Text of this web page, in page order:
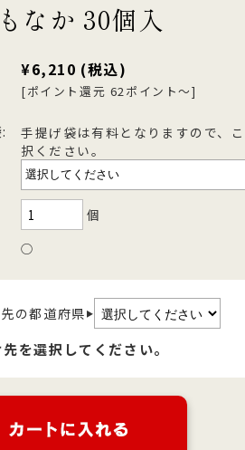
4,000円～4,999円
5,000円以上
黒羊羹「匠」
森八の昔ながらの黒羊羹。玄と比較
して、米飴を贅沢に使用しており、
濃厚でコクのある甘さが特徴です。
宝達葛くずきり
400年の歴史を誇る「宝達葛」を用
いた、つるりとした爽やかなのどご
しが自慢のくずきり
ご法要・弔事
なか 30個入
¥6,210 (税込)
[ポイント還元 62ポイント～]
手提げ袋は有料となりますので、
択ください。
個
○
の都道府県 ▶
を選択してください。